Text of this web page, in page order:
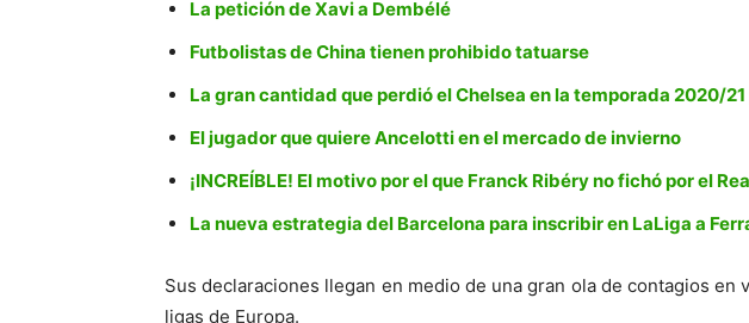
La petición de Xavi a Dembélé
Futbolistas de China tienen prohibido tatuarse
La gran cantidad que perdió el Chelsea en la temporada 2020/21
El jugador que quiere Ancelotti en el mercado de invierno
¡INCREÍBLE! El motivo por el que Franck Ribéry no fichó por el
La nueva estrategia del Barcelona para inscribir en LaLiga a
Sus declaraciones llegan en medio de una gran ola de contagios en
ligas de Europa.